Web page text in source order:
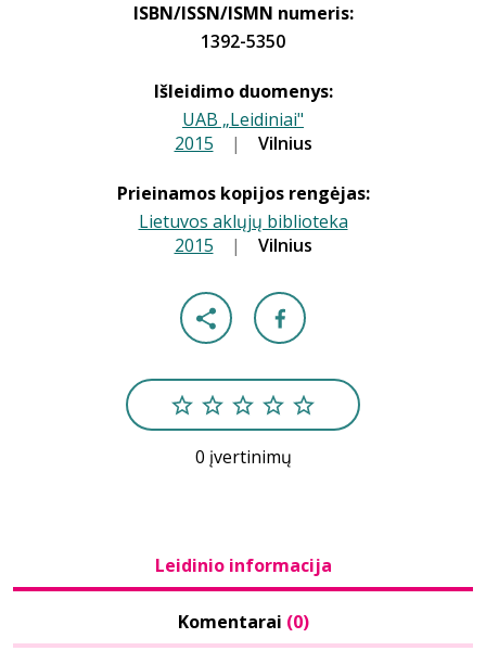
ISBN/ISSN/ISMN numeris:
1392-5350
Išleidimo duomenys:
UAB „Leidiniai"
2015 | Vilnius
Prieinamos kopijos rengėjas:
Lietuvos aklųjų biblioteka
2015 | Vilnius
0 įvertinimų
Leidinio informacija
Komentarai (0)